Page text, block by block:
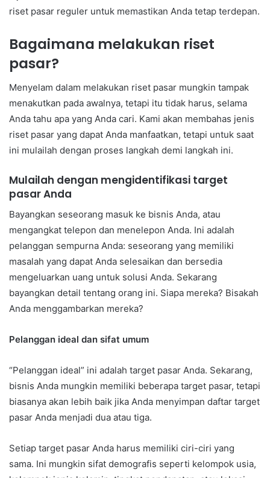
riset pasar reguler untuk memastikan Anda tetap terdepan.
Bagaimana melakukan riset
pasar?
Menyelam dalam melakukan riset pasar mungkin tampak
menakutkan pada awalnya, tetapi itu tidak harus, selama
Anda tahu apa yang Anda cari. Kami akan membahas jenis
riset pasar yang dapat Anda manfaatkan, tetapi untuk saat
ini mulailah dengan proses langkah demi langkah ini.
Mulailah dengan mengidentifikasi target
pasar Anda
Bayangkan seseorang masuk ke bisnis Anda, atau
mengangkat telepon dan menelepon Anda. Ini adalah
pelanggan sempurna Anda: seseorang yang memiliki
masalah yang dapat Anda selesaikan dan bersedia
mengeluarkan uang untuk solusi Anda. Sekarang
bayangkan detail tentang orang ini. Siapa mereka? Bisakah
Anda menggambarkan mereka?
Pelanggan ideal dan sifat umum
“Pelanggan ideal” ini adalah target pasar Anda. Sekarang,
bisnis Anda mungkin memiliki beberapa target pasar, tetapi
biasanya akan lebih baik jika Anda menyimpan daftar target
pasar Anda menjadi dua atau tiga.
Setiap target pasar Anda harus memiliki ciri-ciri yang
sama. Ini mungkin sifat demografis seperti kelompok usia,